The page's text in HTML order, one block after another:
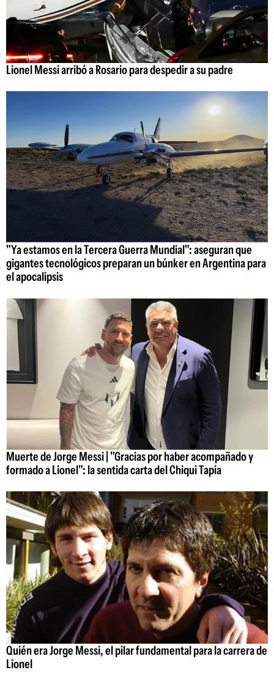
Lionel Messi arribó a Rosario para despedir a su padre
"Ya estamos en la Tercera Guerra Mundial": aseguran que
gigantes tecnológicos preparan un búnker en Argentina para
el apocalipsis
Muerte de Jorge Messi | "Gracias por haber acompañado y
formado a Lionel": la sentida carta del Chiqui Tapia
Quién era Jorge Messi, el pilar fundamental para la carrera de
Lionel